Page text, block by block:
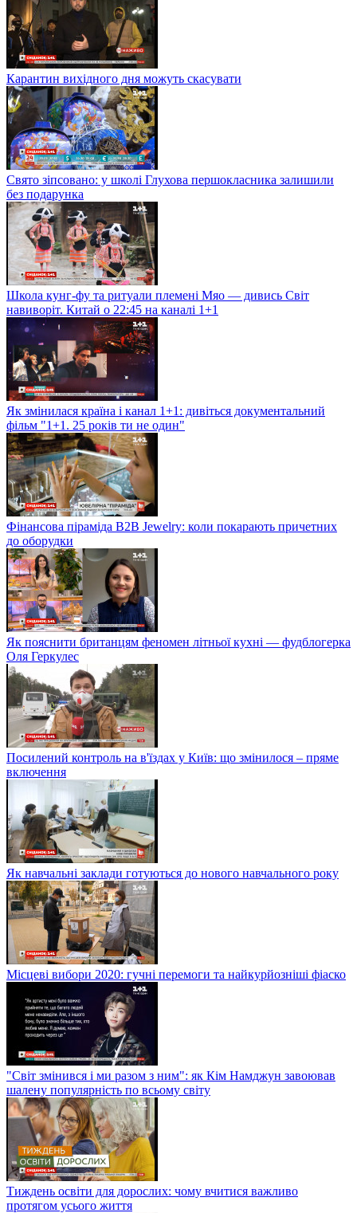
Карантин вихідного дня можуть скасувати
Свято зіпсовано: у школі Глухова першокласника залишили
без подарунка
Школа кунг-фу та ритуали племені Мяо — дивись Світ
навиворіт. Китай о 22:45 на каналі 1+1
Як змінилася країна і канал 1+1: дивіться документальний
фільм "1+1. 25 років ти не один"
Фінансова піраміда B2B Jewelry: коли покарають причетних
до оборудки
Як пояснити британцям феномен літньої кухні — фудблогерка
Оля Геркулес
Посилений контроль на в'їздах у Київ: що змінилося – пряме
включення
Як навчальні заклади готуються до нового навчального року
Місцеві вибори 2020: гучні перемоги та найкурйозніші фіаско
"Світ змінився і ми разом з ним": як Кім Намджун завоював
шалену популярність по всьому світу
Тиждень освіти для дорослих: чому вчитися важливо
протягом усього життя